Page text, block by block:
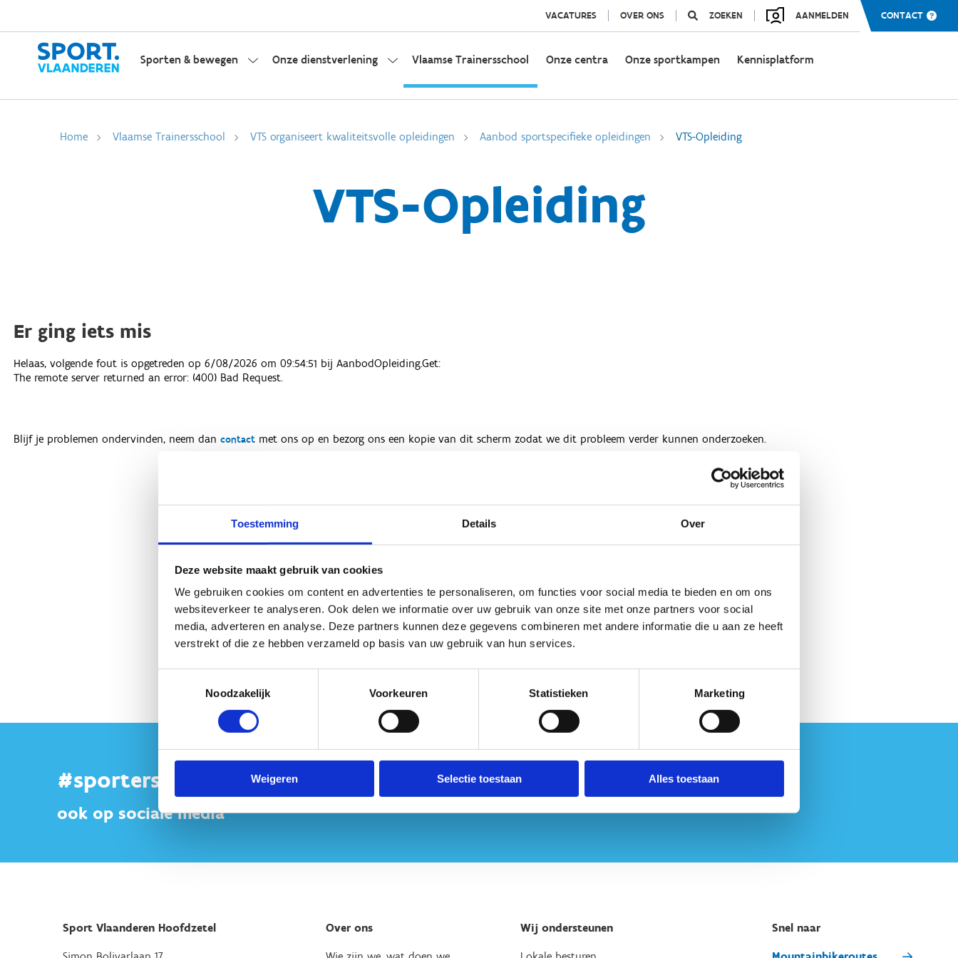
Toestemming Details Over
Deze website maakt gebruik van cookies
We gebruiken cookies om content en advertenties te personaliseren, om functies voor social media te bieden en om ons
websiteverkeer te analyseren. Ook delen we informatie over uw gebruik van onze site met onze partners voor social
media, adverteren en analyse. Deze partners kunnen deze gegevens combineren met andere informatie die u aan ze heeft
verstrekt of die ze hebben verzameld op basis van uw gebruik van hun services.
Noodzakelijk
Voorkeuren Statistieken Marketing
Weigeren Selectie toestaan Alles toestaan
VACATURES OVER ONS ZOEKEN AANMELDEN CONTACT
Sporten & bewegen Onze dienstverlening Vlaamse Trainersschool Onze centra Onze sportkampen Kennisplatform
Home Vlaamse Trainersschool VTS organiseert kwaliteitsvolle opleidingen Aanbod sportspecifieke opleidingen VTS-Opleiding
VTS-Opleiding
#sportersbelevenmeer
ook op sociale media
Sport Vlaanderen Hoofdzetel Over ons Wij ondersteunen Snel naar